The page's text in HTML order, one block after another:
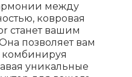
между
ковровая
станет вашим
позволяет вам
комбинируя
уникальные